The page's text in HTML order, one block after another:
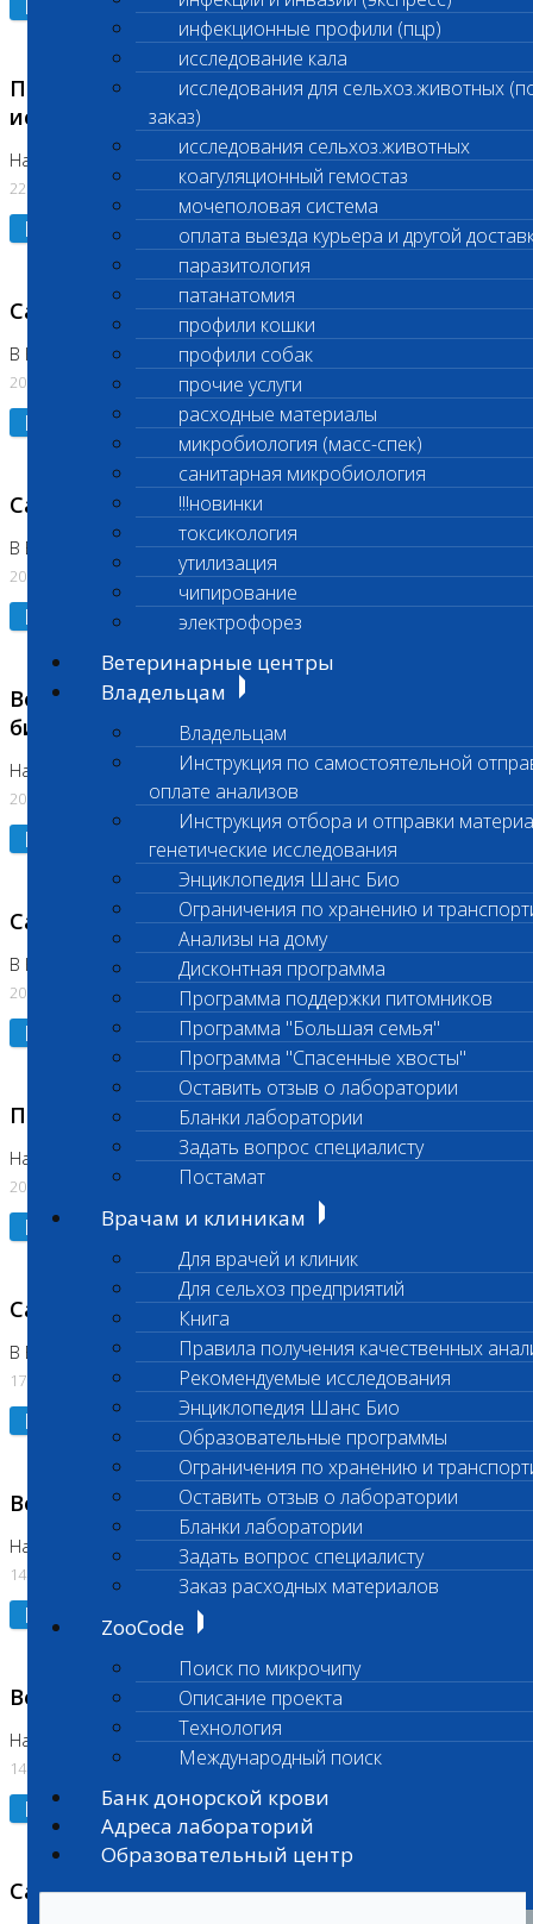
инфекционные профили (пцр)
исследование кала
исследования для сельхоз.животных
заказ)
исследования сельхоз.животных
коагуляционный гемостаз
мочеполовая система
оплата выезда курьера и другой
паразитология
патанатомия
профили кошки
профили собак
прочие услуги
расходные материалы
микробиология (масс-спек)
санитарная микробиология
!!!новинки
токсикология
утилизация
чипирование
электрофорез
Ветеринарные центры
Владельцам
Владельцам
Инструкция по самостоятельной
оплате анализов
Инструкция отбора и отправки
генетические исследования
Энциклопедия Шанс Био
Ограничения по хранению и
Анализы на дому
Дисконтная программа
Программа поддержки питомников
Программа "Большая семья"
Программа "Спасенные хвосты"
Оставить отзыв о лаборатории
Бланки лаборатории
Задать вопрос специалисту
Постамат
Врачам и клиникам
Для врачей и клиник
Для сельхоз предприятий
Книга
Правила получения качественных
Рекомендуемые исследования
Энциклопедия Шанс Био
Образовательные программы
Ограничения по хранению и
Оставить отзыв о лаборатории
Бланки лаборатории
Задать вопрос специалисту
Заказ расходных материалов
ZooCode
Поиск по микрочипу
Описание проекта
Технология
Международный поиск
Банк донорской крови
Адреса лабораторий
Образовательный центр
Подробнее
Приостановлено выполнение биохимических
исследований
На Нагорной. Код ( 123,310,309)
22.07.2026
Подробнее
Санитарные дни
В Коломне 24.07.2026 и 28.07.2026
20.07.2026
Подробнее
Санитарный день
В Бутово 21.07.2026
20.07.2026
Подробнее
Возобновлено выполнение срочных
биохимических исследований
На Нагорной
20.07.2026
Подробнее
Санитарный день
В Коломне 20.07.2026
20.07.2026
Подробнее
Приостановлено выполнение исследования
На Нагорной
20.07.2026
Подробнее
Санитарный день
В Бутово
17.07.2026
Подробнее
Возобновлено выполнение исследования
На Нагорной (Код 961, 962)
14.07.2026
Подробнее
Возобновлено выполнение исследования
На Нагорной (Код 157)
14.07.2026
Подробнее
Санитарный день